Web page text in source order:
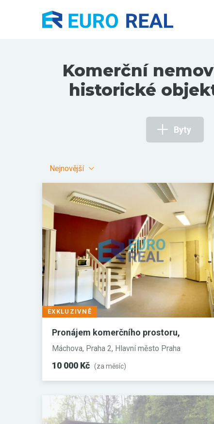
Komerční
historické
Byty
Nejnovější
EXKLUZIVNĚ
Pronájem komerčního prostoru,
Máchova, Praha 2, Hlavní město Praha
10 000 Kč (za měsíc)